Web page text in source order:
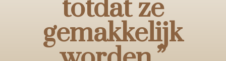
totdat ze
gemakkelijk